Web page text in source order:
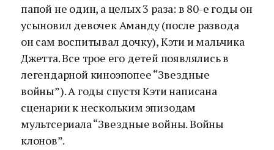
папой не один, а целых 3 раза: в 80-е годы он
усыновил девочек Аманду (после развода
он сам воспитывал дочку), Кэти и мальчика
Джетта. Все трое его детей появлялись в
легендарной киноэпопее “Звездные
войны”). А годы спустя Кэти написана
сценарии к нескольким эпизодам
мультсериала “Звездные войны. Войны
клонов”.